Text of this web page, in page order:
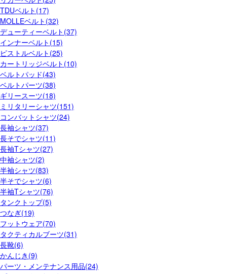
TDUベルト(17)
MOLLEベルト(32)
デューティーベルト(37)
インナーベルト(15)
ピストルベルト(25)
カートリッジベルト(10)
ベルトパッド(43)
ベルトパーツ(38)
ギリースーツ(18)
ミリタリーシャツ(151)
コンバットシャツ(24)
長袖シャツ(37)
長そでシャツ(11)
長袖Tシャツ(27)
中袖シャツ(2)
半袖シャツ(83)
半そでシャツ(6)
半袖Tシャツ(76)
タンクトップ(5)
つなぎ(19)
フットウェア(70)
タクティカルブーツ(31)
長靴(6)
かんじき(9)
パーツ・メンテナンス用品(24)